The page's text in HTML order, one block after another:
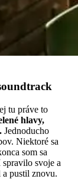
tu práve to
hlavy,
Jednoducho
Niektoré sa
som sa
svoje a
pustil znovu.